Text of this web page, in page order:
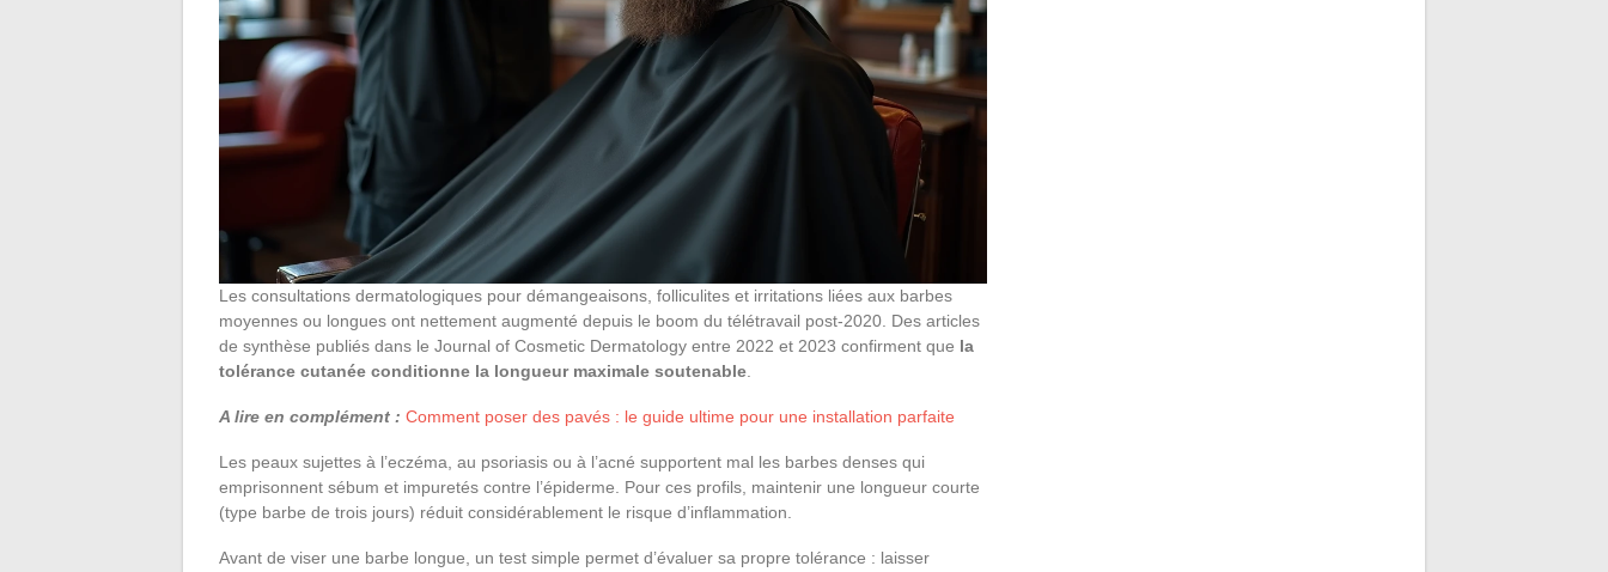
Les consultations dermatologiques pour démangeaisons, folliculites et irritations liées aux barbes
moyennes ou longues ont nettement augmenté depuis le boom du télétravail post-2020. Des articles
de synthèse publiés dans le Journal of Cosmetic Dermatology entre 2022 et 2023 confirment que la
tolérance cutanée conditionne la longueur maximale soutenable.
A lire en complément : Comment poser des pavés : le guide ultime pour une installation parfaite
Les peaux sujettes à l’eczéma, au psoriasis ou à l’acné supportent mal les barbes denses qui
emprisonnent sébum et impuretés contre l’épiderme. Pour ces profils, maintenir une longueur courte
(type barbe de trois jours) réduit considérablement le risque d’inflammation.
Avant de viser une barbe longue, un test simple permet d’évaluer sa propre tolérance : laisser